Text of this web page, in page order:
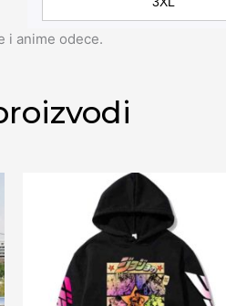
i anime odece.